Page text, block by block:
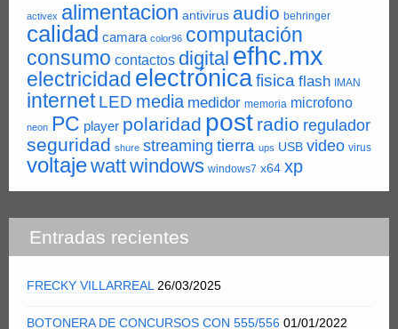
activex alimentacion antivirus audio behringer
calidad camara color96 computación
consumo contactos digital efhc.mx
electricidad electrónicafisica flash IMAN
internet LED media medidor memoria microfono
neon PC player polaridad post radio regulador
seguridad shure streaming tierra ups USB video virus
voltajewattwindows windows7 x64 xp
Entradas recientes
FRECKY VILLARREAL 26/03/2025
BOTONERA DE CONCURSOS CON 555/556 01/01/2022